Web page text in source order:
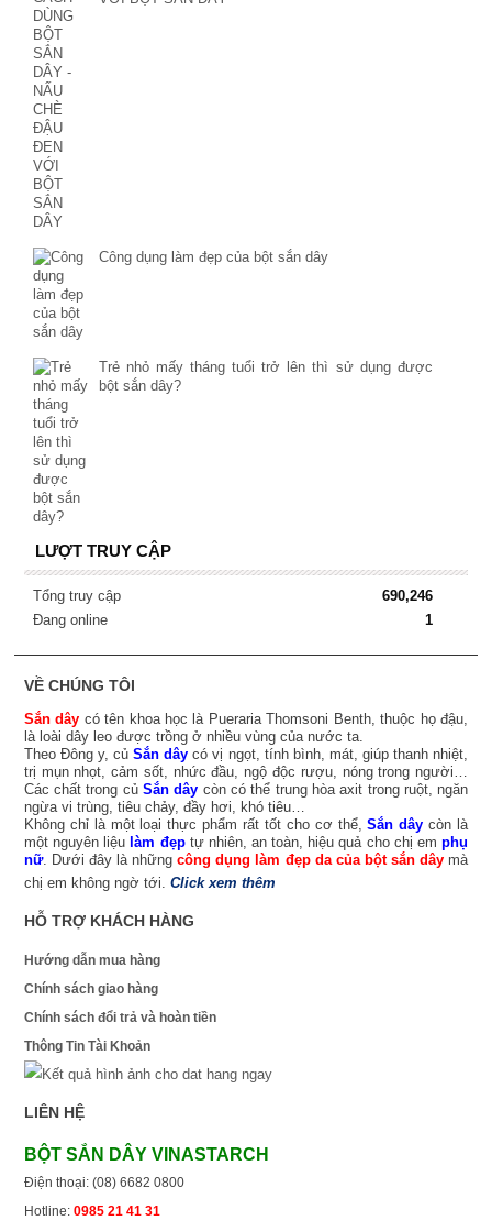
Công dụng làm đẹp của bột sắn dây
Trẻ nhỏ mấy tháng tuổi trở lên thì sử dụng được
bột sắn dây?
LƯỢT TRUY CẬP
Tổng truy cập
690,246
Đang online
1
VỀ CHÚNG TÔI
Sắn dây có tên khoa học là Pueraria Thomsoni Benth, thuộc họ đậu,
là loài dây leo được trồng ở nhiều vùng của nước ta.
Theo Đông y, củSắn dây có vị ngọt, tính bình, mát, giúp thanh nhiệt,
trị mụn nhọt, cảm sốt, nhức đầu, ngộ độc rượu, nóng trong người…
Các chất trong củSắn dây còn có thể trung hòa axit trong ruột, ngăn
ngừa vi trùng, tiêu chảy, đầy hơi, khó tiêu…
Không chỉ là một loại thực phẩm rất tốt cho cơ thể,Sắn dây còn là
một nguyên liệu làm đẹptự nhiên, an toàn, hiệu quả cho chị emphụ
nữ. Dưới đây là nhữngcông dụng làm đẹp da của bột sắn dây mà
chị em không ngờ tới. Click xem thêm
HỖ TRỢ KHÁCH HÀNG
Hướng dẫn mua hàng
Chính sách giao hàng
Chính sách đổi trả và hoàn tiền
Thông Tin Tài Khoản
LIÊN HỆ
BỘT SẮN DÂY VINASTARCH
Điện thoại: (08) 6682 0800
Hotline: 0985 21 41 31